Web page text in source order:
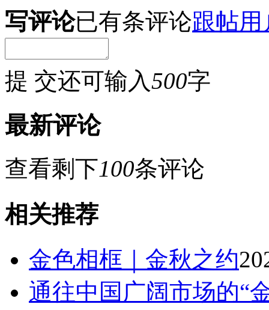
写评论已有条评论跟帖
提 交还可输入500字
最新评论
查看剩下100条评论
相关推荐
金色相框｜金秋之约
通往中国广阔市场的“